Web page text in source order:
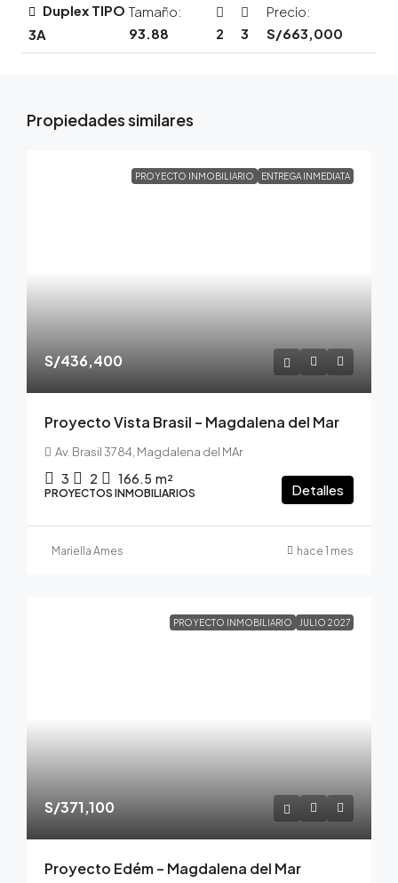
Duplex TIPO
3A
Tamaño:
93.88
2 3
Precio:
S/663,000
Propiedades similares
PROYECTO INMOBILIARIO ENTREGA INMEDIATA
S/436,400
Proyecto Vista Brasil – Magdalena del Mar
Av. Brasil 3784, Magdalena del MAr
3 2 166.5 m²
PROYECTOS INMOBILIARIOS Detalles
Mariella Ames hace 1 mes
PROYECTO INMOBILIARIO JULIO 2027
S/371,100
Proyecto Edém – Magdalena del Mar